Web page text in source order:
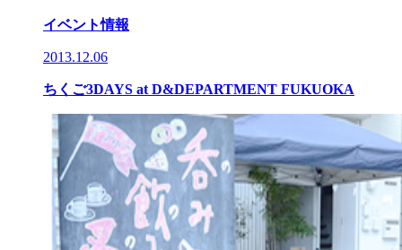
イベント情報
2013.12.06
ちくご3DAYS at D&DEPARTMENT FUKUOKA